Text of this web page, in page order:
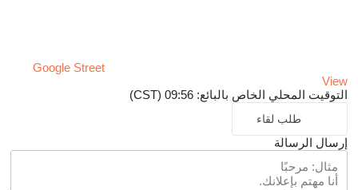
Google Street
View
التوقيت المحلي الخاص بالبائع: 09:56 (CST)
طلب لقاء
إرسال الرسالة